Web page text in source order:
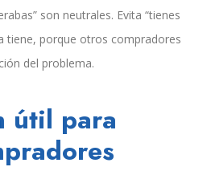
son neutrales. Evita “tienes
tiene, porque otros compradores
del problema.
útil para